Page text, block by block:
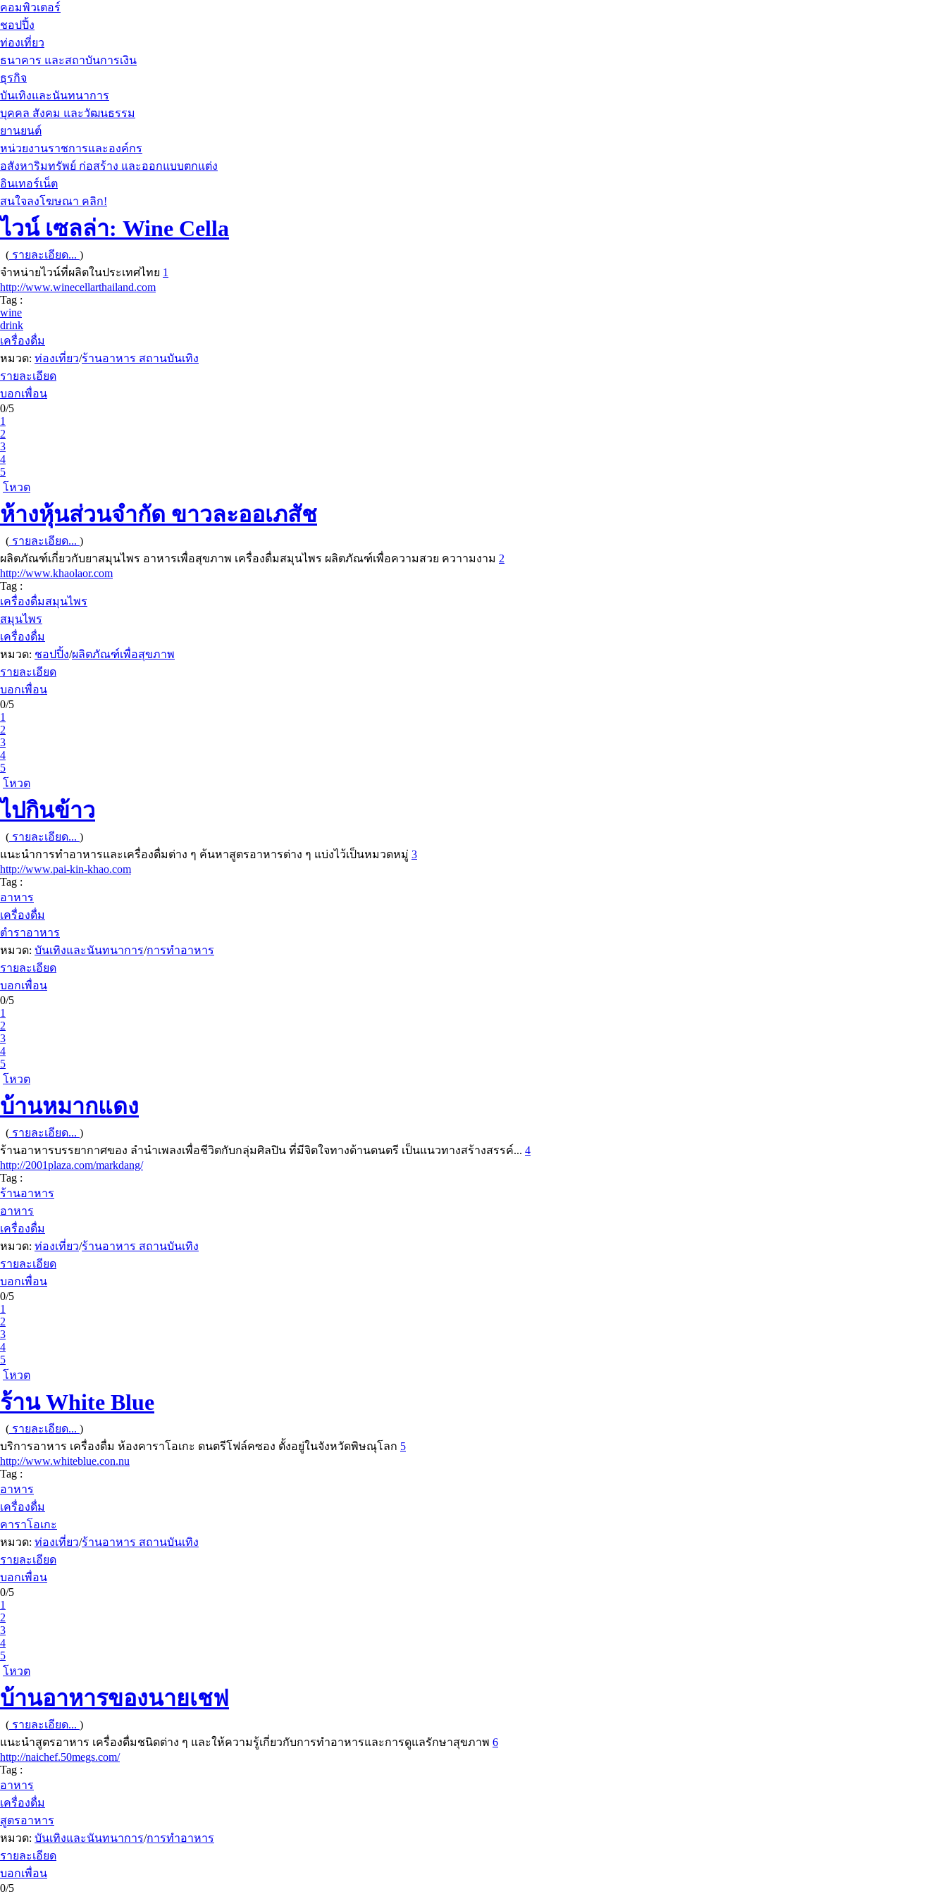
คอมพิวเตอร์
ชอปปิ้ง
ท่องเที่ยว
ธนาคาร และสถาบันการเงิน
ธุรกิจ
บันเทิงและนันทนาการ
บุคคล สังคม และวัฒนธรรม
ยานยนต์
หน่วยงานราชการและองค์กร
อสังหาริมทรัพย์ ก่อสร้าง และออกแบบตกแต่ง
อินเทอร์เน็ต
สนใจลงโฆษณา คลิก!
ไวน์ เซลล่า: Wine Cella
( รายละเอียด... )
จำหน่ายไวน์ที่ผลิตในประเทศไทย 1
http://www.winecellarthailand.com
Tag :
wine
drink
เครื่องดื่ม
หมวด: ท่องเที่ยว/ร้านอาหาร สถานบันเทิง
รายละเอียด
บอกเพื่อน
0/5
1
2
3
4
5
โหวต
ห้างหุ้นส่วนจำกัด ขาวละออเภสัช
( รายละเอียด... )
ผลิตภัณฑ์เกี่ยวกับยาสมุนไพร อาหารเพื่อสุขภาพ เครื่องดื่มสมุนไพร ผลิตภัณฑ์เพื่อความสวย ควาามงาม 2
http://www.khaolaor.com
Tag :
เครื่องดื่มสมุนไพร
สมุนไพร
เครื่องดื่ม
หมวด: ชอปปิ้ง/ผลิตภัณฑ์เพื่อสุขภาพ
รายละเอียด
บอกเพื่อน
0/5
1
2
3
4
5
โหวต
ไปกินข้าว
( รายละเอียด... )
แนะนำการทำอาหารและเครื่องดื่มต่าง ๆ ค้นหาสูตรอาหารต่าง ๆ แบ่งไว้เป็นหมวดหมู่ 3
http://www.pai-kin-khao.com
Tag :
อาหาร
เครื่องดื่ม
ตำราอาหาร
หมวด: บันเทิงและนันทนาการ/การทำอาหาร
รายละเอียด
บอกเพื่อน
0/5
1
2
3
4
5
โหวต
บ้านหมากแดง
( รายละเอียด... )
ร้านอาหารบรรยากาศของ ลำนำเพลงเพื่อชีวิตกับกลุ่มศิลปิน ที่มีจิตใจทางด้านดนตรี เป็นแนวทางสร้างสรรค์... 4
http://2001plaza.com/markdang/
Tag :
ร้านอาหาร
อาหาร
เครื่องดื่ม
หมวด: ท่องเที่ยว/ร้านอาหาร สถานบันเทิง
รายละเอียด
บอกเพื่อน
0/5
1
2
3
4
5
โหวต
ร้าน White Blue
( รายละเอียด... )
บริการอาหาร เครื่องดื่ม ห้องคาราโอเกะ ดนตรีโฟล์คซอง ตั้งอยู่ในจังหวัดพิษณุโลก 5
http://www.whiteblue.con.nu
Tag :
อาหาร
เครื่องดื่ม
คาราโอเกะ
หมวด: ท่องเที่ยว/ร้านอาหาร สถานบันเทิง
รายละเอียด
บอกเพื่อน
0/5
1
2
3
4
5
โหวต
บ้านอาหารของนายเชฟ
( รายละเอียด... )
แนะนำสูตรอาหาร เครื่องดื่มชนิดต่าง ๆ และให้ความรู้เกี่ยวกับการทำอาหารและการดูแลรักษาสุขภาพ 6
http://naichef.50megs.com/
Tag :
อาหาร
เครื่องดื่ม
สูตรอาหาร
หมวด: บันเทิงและนันทนาการ/การทำอาหาร
รายละเอียด
บอกเพื่อน
0/5